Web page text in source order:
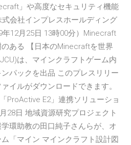
」や高度なセキュリティ機能
会社インプレスホールディング
12月25日 13時00分）Minecraft
ある 【日本のMinecraftを世界
は、マインクラフトゲーム内
パックを出品 このプレスリリー
イルがダウンロードできます。
ProActive E2」連携ソリューショ
28日 地域資源研究プロジェクト
環助教の田口純子さんらが、オ
「マイン マインクラフト設計図